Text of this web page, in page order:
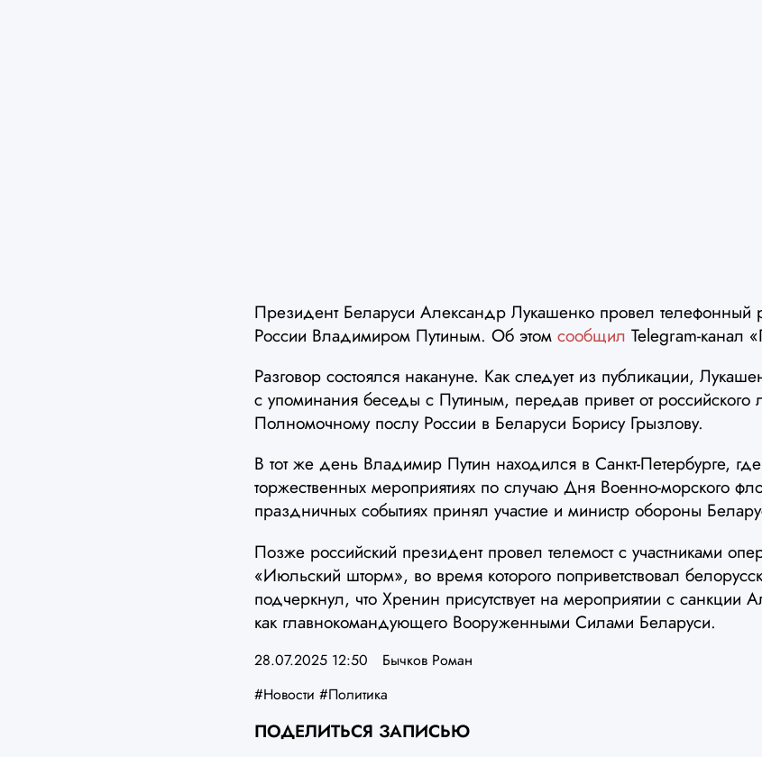
Президент Беларуси Александр Лукашенко провел телефонный
России Владимиром Путиным. Об этом сообщил Telegram-канал
Разговор состоялся накануне. Как следует из публикации,
с упоминания беседы с Путиным, передав привет от
Полномочному послу России в Беларуси Борису Грызлову.
В тот же день Владимир Путин находился в Санкт-Петербурге,
торжественных мероприятиях по случаю Дня Военно-морского
праздничных событиях принял участие и министр обороны
Позже российский президент провел телемост с участниками
«Июльский шторм», во время которого поприветствовал
подчеркнул, что Хренин присутствует на мероприятии с санкции
как главнокомандующего Вооруженными Силами Беларуси.
28.07.2025 12:50
Бычков Роман
#Новости #Политика
ПОДЕЛИТЬСЯ ЗАПИСЬЮ